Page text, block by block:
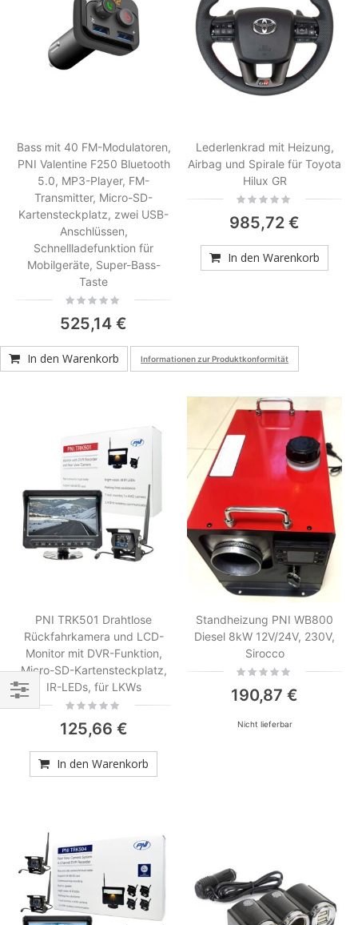
Bass mit 40 FM-Modulatoren,
PNI Valentine F250 Bluetooth
5.0, MP3-Player, FM-
Transmitter, Micro-SD-
Kartensteckplatz, zwei USB-
Anschlüssen,
Schnellladefunktion für
Mobilgeräte, Super-Bass-
Taste
Rating:
525,14 €
In den Warenkorb Informationen zur Produktkonformität
Lederlenkrad mit Heizung,
Airbag und Spirale für Toyota
Hilux GR
Rating:
985,72 €
In den Warenkorb
PNI TRK501 Drahtlose
Rückfahrkamera und LCD-
Monitor mit DVR-Funktion,
Micro-SD-Kartensteckplatz,
IR-LEDs, für LKWs
Rating:
125,66 €
In den Warenkorb
Standheizung PNI WB800
Diesel 8kW 12V/24V, 230V,
Sirocco
Rating:
190,87 €
Nicht lieferbar
Einkaufsoptionen